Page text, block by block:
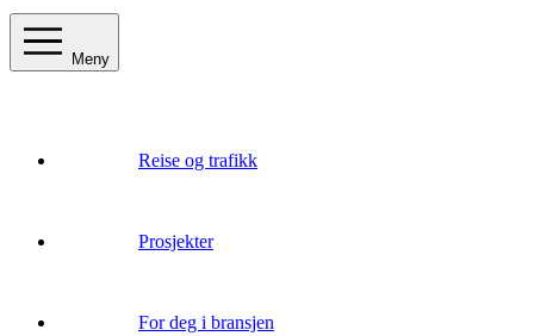
Meny
Reise og trafikk
Prosjekter
For deg i bransjen